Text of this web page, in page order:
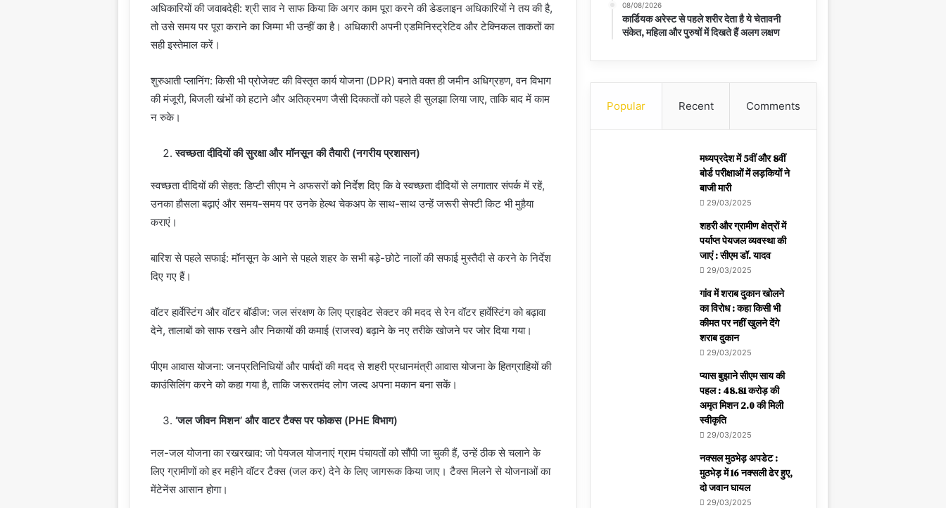
अधिकारियों की जवाबदेही: श्री साव ने साफ किया कि अगर काम पूरा करने की डेडलाइन अधिकारियों ने तय की है,
तो उसे समय पर पूरा कराने का जिम्मा भी उन्हीं का है। अधिकारी अपनी एडमिनिस्ट्रेटिव और टेक्निकल ताकतों का
सही इस्तेमाल करें।
शुरुआती प्लानिंग: किसी भी प्रोजेक्ट की विस्तृत कार्य योजना (DPR) बनाते वक्त ही जमीन अधिग्रहण, वन विभाग
की मंजूरी, बिजली खंभों को हटाने और अतिक्रमण जैसी दिक्कतों को पहले ही सुलझा लिया जाए, ताकि बाद में काम
न रुके।
स्वच्छता दीदियों की सुरक्षा और मॉनसून की तैयारी (नगरीय प्रशासन)
स्वच्छता दीदियों की सेहत: डिप्टी सीएम ने अफसरों को निर्देश दिए कि वे स्वच्छता दीदियों से लगातार संपर्क में रहें,
उनका हौसला बढ़ाएं और समय-समय पर उनके हेल्थ चेकअप के साथ-साथ उन्हें जरूरी सेफ्टी किट भी मुहैया
कराएं।
बारिश से पहले सफाई: मॉनसून के आने से पहले शहर के सभी बड़े-छोटे नालों की सफाई मुस्तैदी से करने के निर्देश
दिए गए हैं।
वॉटर हार्वेस्टिंग और वॉटर बॉडीज: जल संरक्षण के लिए प्राइवेट सेक्टर की मदद से रेन वॉटर हार्वेस्टिंग को बढ़ावा
देने, तालाबों को साफ रखने और निकायों की कमाई (राजस्व) बढ़ाने के नए तरीके खोजने पर जोर दिया गया।
पीएम आवास योजना: जनप्रतिनिधियों और पार्षदों की मदद से शहरी प्रधानमंत्री आवास योजना के हितग्राहियों की
काउंसिलिंग करने को कहा गया है, ताकि जरूरतमंद लोग जल्द अपना मकान बना सकें।
‘जल जीवन मिशन’ और वाटर टैक्स पर फोकस (PHE विभाग)
नल-जल योजना का रखरखाव: जो पेयजल योजनाएं ग्राम पंचायतों को सौंपी जा चुकी हैं, उन्हें ठीक से चलाने के
लिए ग्रामीणों को हर महीने वॉटर टैक्स (जल कर) देने के लिए जागरूक किया जाए। टैक्स मिलने से योजनाओं का
मेंटेनेंस आसान होगा।
08/08/2026
कार्डियक अरेस्ट से पहले शरीर देता है ये चेतावनी
संकेत, महिला और पुरुषों में दिखते हैं अलग लक्षण
Popular Recent Comments
मध्यप्रदेश में 5वीं और 8वीं
बोर्ड परीक्षाओं में लड़कियों ने
बाजी मारी
29/03/2025
शहरी और ग्रामीण क्षेत्रों में
पर्याप्त पेयजल व्यवस्था की
जाएं : सीएम डॉ. यादव
29/03/2025
गांव में शराब दुकान खोलने
का विरोध : कहा किसी भी
कीमत पर नहीं खुलने देंगे
शराब दुकान
29/03/2025
प्यास बुझाने सीएम साय की
पहल : 48.81 करोड़ की
अमृत मिशन 2.0 की मिली
स्वीकृति
29/03/2025
नक्सल मुठभेड़ अपडेट :
मुठभेड़ में 16 नक्सली ढेर हुए,
दो जवान घायल
29/03/2025